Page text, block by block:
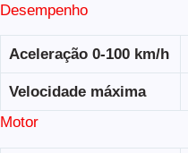
Desempenho
Aceleração 0-100 km/h
Velocidade máxima
Motor